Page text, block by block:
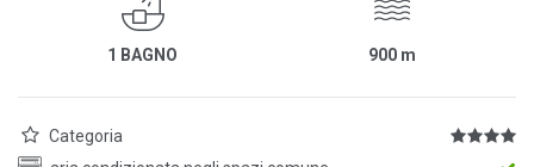
1 BAGNO 900 m
Categoria